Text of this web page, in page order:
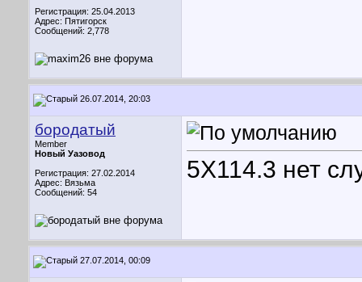
Регистрация: 25.04.2013
Адрес: Пятигорск
Сообщений: 2,778
26.07.2014, 20:03
бородатый
Member
Новый Уазовод
Регистрация: 27.02.2014
Адрес: Вязьма
Сообщений: 54
5Х114.3 нет
27.07.2014, 00:09